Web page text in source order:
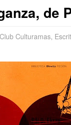
de
Club Culturamas,